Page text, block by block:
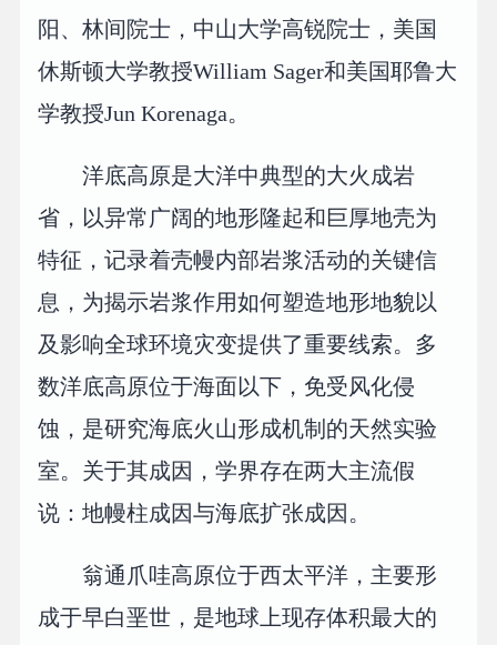
阳、林间院士，中山大学高锐院士，美国
休斯顿大学教授William Sager和美国耶鲁大
学教授Jun Korenaga。
洋底高原是大洋中典型的大火成岩
省，以异常广阔的地形隆起和巨厚地壳为
特征，记录着壳幔内部岩浆活动的关键信
息，为揭示岩浆作用如何塑造地形地貌以
及影响全球环境灾变提供了重要线索。多
数洋底高原位于海面以下，免受风化侵
蚀，是研究海底火山形成机制的天然实验
室。关于其成因，学界存在两大主流假
说：地幔柱成因与海底扩张成因。
翁通爪哇高原位于西太平洋，主要形
成于早白垩世，是地球上现存体积最大的